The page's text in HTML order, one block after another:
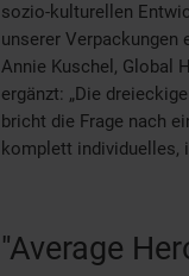
sozio-kulturellen
unserer Verpackungen
Annie Kuschel, Global
ergänzt: „Die
bricht die Frage nach
komplett individuelles,
"Average